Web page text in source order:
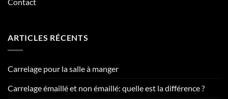
ARTICLES RÉCENTS
Carrelage pour la salle à manger
Carrelage émaillé et non émaillé: quelle est la différence ?